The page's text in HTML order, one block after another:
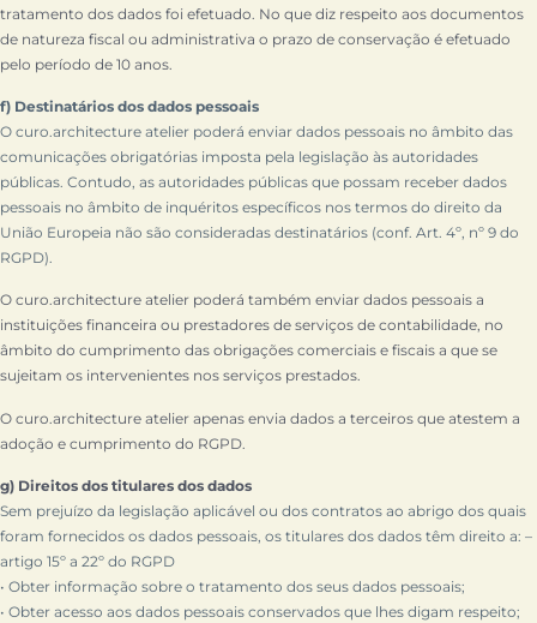
tratamento dos dados foi efetuado. No que diz respeito aos documentos
de natureza fiscal ou administrativa o prazo de conservação é efetuado
pelo período de 10 anos.
f) Destinatários dos dados pessoais
O curo.architecture atelier poderá enviar dados pessoais no âmbito das
comunicações obrigatórias imposta pela legislação às autoridades
públicas. Contudo, as autoridades públicas que possam receber dados
pessoais no âmbito de inquéritos específicos nos termos do direito da
União Europeia não são consideradas destinatários (conf. Art. 4º, nº 9 do
RGPD).
O curo.architecture atelier poderá também enviar dados pessoais a
instituições financeira ou prestadores de serviços de contabilidade, no
âmbito do cumprimento das obrigações comerciais e fiscais a que se
sujeitam os intervenientes nos serviços prestados.
O curo.architecture atelier apenas envia dados a terceiros que atestem a
adoção e cumprimento do RGPD.
g) Direitos dos titulares dos dados
Sem prejuízo da legislação aplicável ou dos contratos ao abrigo dos quais
foram fornecidos os dados pessoais, os titulares dos dados têm direito a: –
artigo 15º a 22º do RGPD
• Obter informação sobre o tratamento dos seus dados pessoais;
• Obter acesso aos dados pessoais conservados que lhes digam respeito;